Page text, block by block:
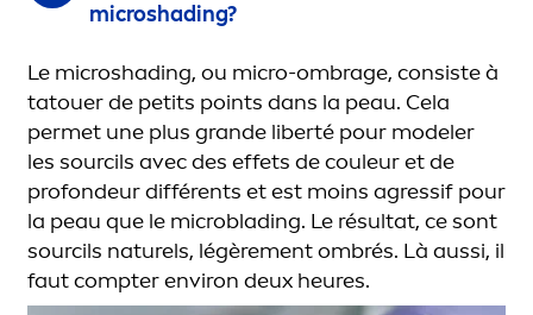
microshading?
Le microshading, ou micro-ombrage, consiste à
tatouer de petits points dans la peau. Cela
permet une plus grande liberté pour modeler
les sourcils avec des effets de couleur et de
profondeur différents et est moins agressif pour
la peau que le microblading. Le résultat, ce sont
sourcils naturels, légèrement ombrés. Là aussi, il
faut compter environ deux heures.